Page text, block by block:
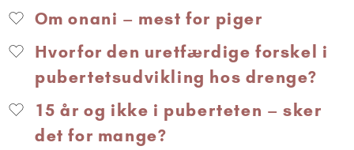
Om onani – mest for piger
Hvorfor den uretfærdige forskel i
pubertetsudvikling hos drenge?
15 år og ikke i puberteten – sker
det for mange?